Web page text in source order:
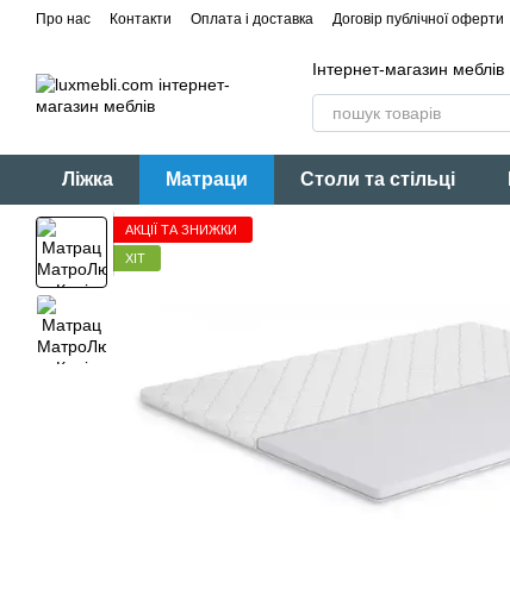
Перейти до основного контенту
Про нас Контакти Оплата і доставка Договір публічної оферти
Інтернет-магазин меблів
Ліжка Матраци Столи та стільці
АКЦІЇ ТА ЗНИЖКИ
ХІТ